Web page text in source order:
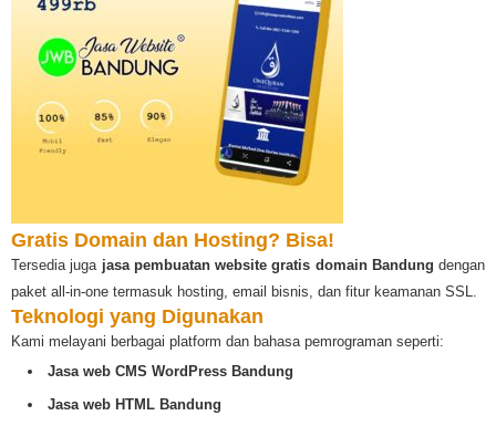
Gratis Domain dan Hosting? Bisa!
Tersedia juga jasa pembuatan website gratis domain Bandung dengan
paket all-in-one termasuk hosting, email bisnis, dan fitur keamanan SSL.
Teknologi yang Digunakan
Kami melayani berbagai platform dan bahasa pemrograman seperti:
Jasa web CMS WordPress Bandung
Jasa web HTML Bandung